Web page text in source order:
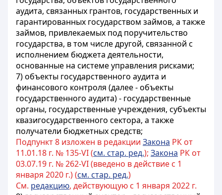
аудита, связанных грантов, государственных и
гарантированных государством займов, а также
займов, привлекаемых под поручительство
государства, в том числе другой, связанной с
исполнением бюджета деятельности,
основанные на системе управления рисками;
7) объекты государственного аудита и
финансового контроля (далее - объекты
государственного аудита) - государственные
органы, государственные учреждения, субъекты
квазигосударственного сектора, а также
получатели бюджетных средств;
Подпункт 8 изложен в редакции Закона РК от
11.01.18 г. № 135-VI (см. стар. ред.); Закона РК от
03.07.19 г. № 262-VI (введено в действие с 1
января 2020 г.) (см. стар. ред.)
См. редакцию, действующую с 1 января 2022 г.